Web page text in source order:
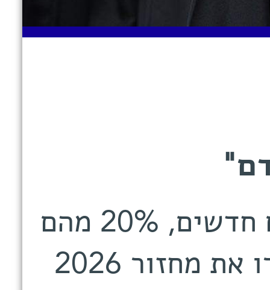
124 דוקטוריות ודוקטורים חדשים, 20% מהם
תלמידים בינלאומיים. הכירו את מחזור 2026